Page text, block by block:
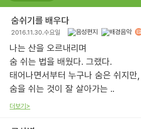
숨쉬기를 배우다
2016.11.30.수요일
나는 산을 오르내리며
숨 쉬는 법을 배웠다. 그랬다.
태어나면서부터 누구나 숨은 쉬지만,
숨을 쉬는 것이 잘 살아가는 ..
더보기>